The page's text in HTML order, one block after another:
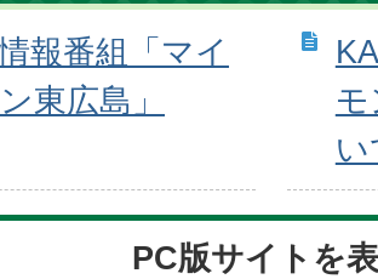
報番組「マイ
東広島」
い
PC版サイトを